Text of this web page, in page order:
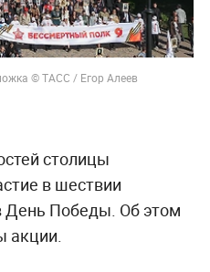
© ТАСС / Егор Алеев
столицы
в шествии
День Победы. Об этом
акции.